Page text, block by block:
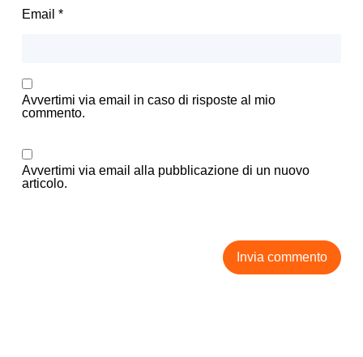
Email *
Avvertimi via email in caso di risposte al mio
commento.
Avvertimi via email alla pubblicazione di un nuovo
articolo.